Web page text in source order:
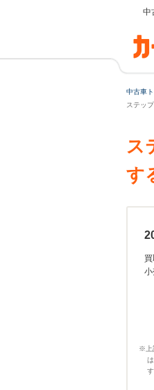
中
中古車
ステッ
ス
す
小
※上
す